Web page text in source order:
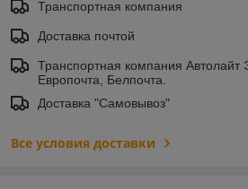
Транспортная компания
Доставка почтой
Транспортная компания Автолайт
Европочта, Белпочта.
Доставка "Самовывоз"
Все условия доставки